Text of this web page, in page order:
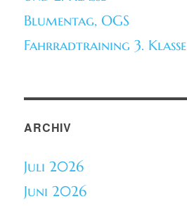
Blumentag, OGS
Fahrradtraining 3. Klasse
ARCHIV
Juli 2026
Juni 2026